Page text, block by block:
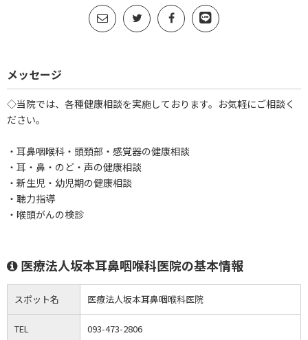
メッセージ
◇当院では、各種健康相談を実施しております。お気軽にご相談く
ださい。
・耳鼻咽喉科・頭頚部・感覚器の健康相談
・耳・鼻・のど・声の健康相談
・新生児・幼児期の健康相談
・聴力指導
・喉頭がんの検診
医療法人坂本耳鼻咽喉科医院の基本情報
スポット名 医療法人坂本耳鼻咽喉科医院
TEL 093-473-2806